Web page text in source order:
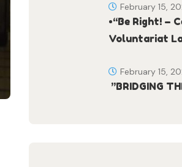
•“Be Right! –
Voluntariat
February 15,
”BRIDGING
February 15,